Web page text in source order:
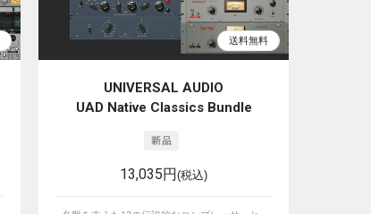
UNIVERSAL AUDIO
UAD Native Classics Bundle
13,035円(税込)